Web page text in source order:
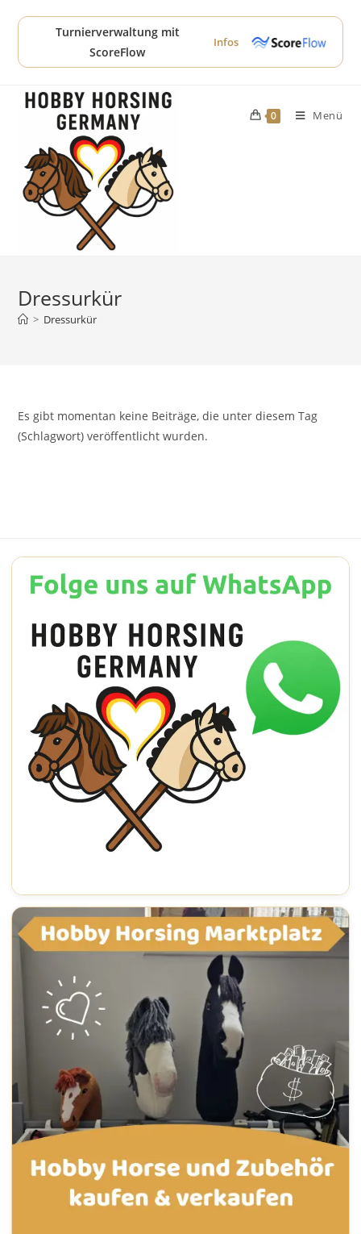
Inhalt
Turnierverwaltung mit
ScoreFlow
Infos
0 Menü
Dressurkür
> Dressurkür
Es gibt momentan keine Beiträge, die unter diesem Tag
(Schlagwort) veröffentlicht wurden.